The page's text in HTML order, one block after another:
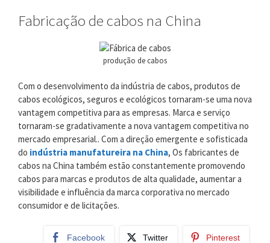
Fabricação de cabos na China
produção de cabos
Com o desenvolvimento da indústria de cabos, produtos de
cabos ecológicos, seguros e ecológicos tornaram-se uma nova
vantagem competitiva para as empresas. Marca e serviço
tornaram-se gradativamente a nova vantagem competitiva no
mercado empresarial.. Com a direção emergente e sofisticada
do indústria manufatureira na China, Os fabricantes de
cabos na China também estão constantemente promovendo
cabos para marcas e produtos de alta qualidade, aumentar a
visibilidade e influência da marca corporativa no mercado
consumidor e de licitações.
Facebook Twitter Pinterest